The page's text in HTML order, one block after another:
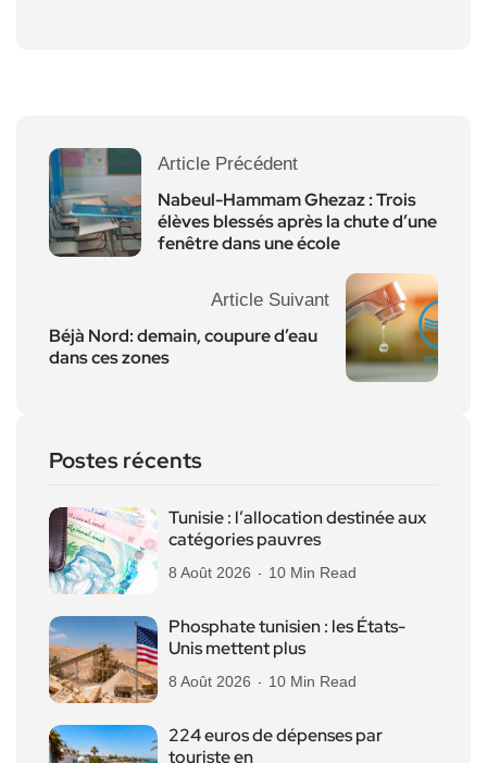
Article Précédent
Nabeul-Hammam Ghezaz : Trois
élèves blessés après la chute d’une
fenêtre dans une école
Article Suivant
Béjà Nord: demain, coupure d’eau
dans ces zones
Postes récents
Tunisie : l’allocation destinée aux
catégories pauvres
8 Août 2026 10 Min Read
Phosphate tunisien : les États-
Unis mettent plus
8 Août 2026 10 Min Read
224 euros de dépenses par
touriste en